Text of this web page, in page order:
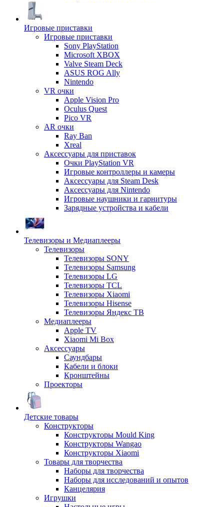
Игровые приставки
Игровые приставки
Sony PlayStation
Microsoft XBOX
Valve Steam Deck
ASUS ROG Ally
Nintendo
VR очки
Apple Vision Pro
Oculus Quest
Pico VR
AR очки
Ray Ban
Xreal
Аксессуары для приставок
Очки PlayStation VR
Игровые контроллеры и камеры
Аксессуары для Steam Desk
Аксессуары для Nintendo
Игровые наушники и гарнитуры
Зарядные устройства и кабели
Телевизоры и Медиаплееры
Телевизоры
Телевизоры SONY
Телевизоры Samsung
Телевизоры LG
Телевизоры TCL
Телевизоры Xiaomi
Телевизоры Hisense
Телевизоры Яндекс ТВ
Медиаплееры
Apple TV
Xiaomi Mi Box
Аксессуары
Саундбары
Кабели и блоки
Кронштейны
Проекторы
Детские товары
Конструкторы
Конструкторы Mould King
Конструкторы Wangao
Конструкторы Xiaomi
Товары для творчества
Наборы для творчества
Наборы для исследований и опытов
Канцелярия
Игрушки